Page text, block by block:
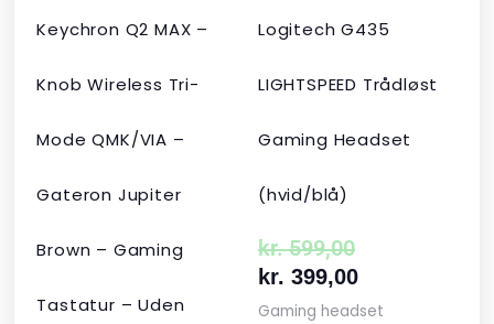
Keychron Q2 MAX –
Knob Wireless Tri-
Mode QMK/VIA –
Gateron Jupiter
Brown – Gaming
Tastatur – Uden
Logitech G435
LIGHTSPEED Trådløst
Gaming Headset
(hvid/blå)
kr.599,00
kr. 399,00
Gaming headset